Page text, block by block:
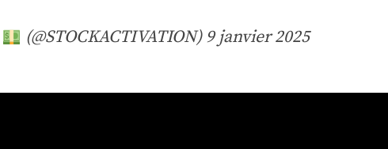
(@STOCKACTIVATION) 9 janvier 2025